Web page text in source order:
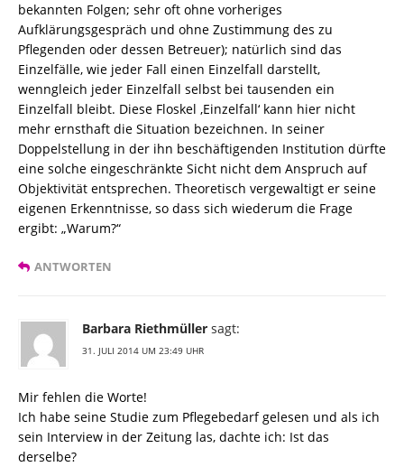
bekannten Folgen; sehr oft ohne vorheriges
Aufklärungsgespräch und ohne Zustimmung des zu
Pflegenden oder dessen Betreuer); natürlich sind das
Einzelfälle, wie jeder Fall einen Einzelfall darstellt,
wenngleich jeder Einzelfall selbst bei tausenden ein
Einzelfall bleibt. Diese Floskel ‚Einzelfall‘ kann hier nicht
mehr ernsthaft die Situation bezeichnen. In seiner
Doppelstellung in der ihn beschäftigenden Institution dürfte
eine solche eingeschränkte Sicht nicht dem Anspruch auf
Objektivität entsprechen. Theoretisch vergewaltigt er seine
eigenen Erkenntnisse, so dass sich wiederum die Frage
ergibt: „Warum?“
ANTWORTEN
Barbara Riethmüller sagt:
31. JULI 2014 UM 23:49 UHR
Mir fehlen die Worte!
Ich habe seine Studie zum Pflegebedarf gelesen und als ich
sein Interview in der Zeitung las, dachte ich: Ist das
derselbe?